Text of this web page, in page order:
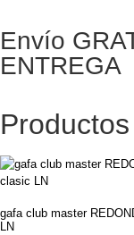
Envío
ENTREGA
gafa club master
LN